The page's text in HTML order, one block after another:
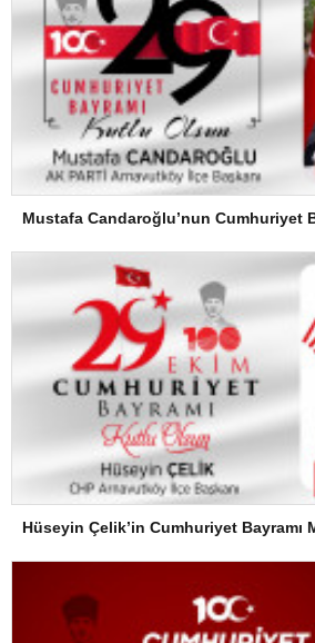
Mustafa Candaroğlu’nun Cumhuriyet
Hüseyin Çelik’in Cumhuriyet Bayramı